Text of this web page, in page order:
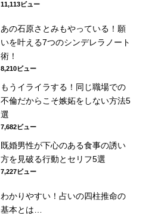
11,113ビュー
あの石原さとみもやっている！願
いを叶える7つのシンデレラノート
術！
8,210ビュー
もうイライラする！同じ職場での
不倫だからこそ嫉妬をしない方法5
選
7,682ビュー
既婚男性が下心のある食事の誘い
方を見破る行動とセリフ5選
7,227ビュー
わかりやすい！占いの四柱推命の
基本とは…